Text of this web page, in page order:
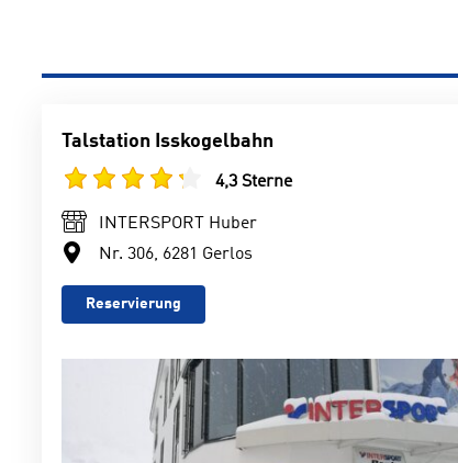
Talstation Isskogelbahn
4,3 Sterne
INTERSPORT Huber
Nr. 306, 6281 Gerlos
Reservierung